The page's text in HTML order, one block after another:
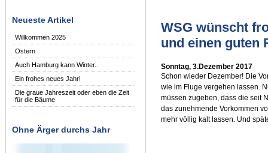
Neueste Artikel
Willkommen 2025
Ostern
Auch Hamburg kann Winter..
Ein frohes neues Jahr!
Die graue Jahreszeit oder eben die Zeit
für die Bäume
Ohne Ärger durchs Jahr
WSG wünscht
und einen guten
Sonntag, 3.Dezember 2017
Schon wieder Dezember! Die
wie im Fluge vergehen lassen.
müssen zugeben, dass die seit
das zunehmende Vorkommen
mehr völlig kalt lassen. Und